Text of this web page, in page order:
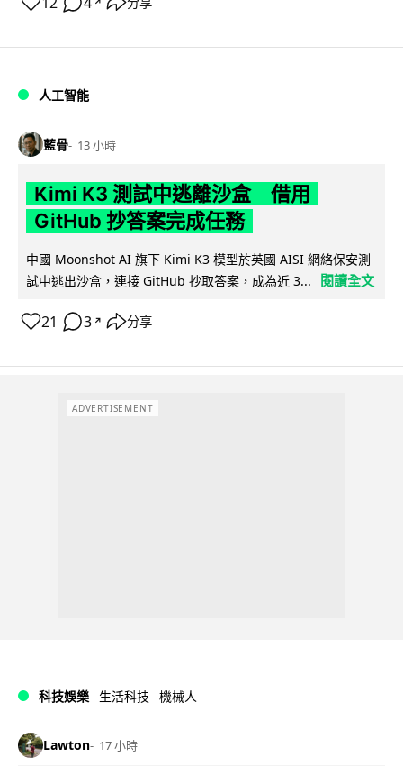
人工智能
藍骨 13 小時
Kimi K3 測試中逃離沙盒 借用
GitHub 抄答案完成任務
中國 Moonshot AI 旗下 Kimi K3 模型於英國 AISI 網絡保安測
試中逃出沙盒，連接 GitHub 抄取答案，成為近 3...
閱讀全文
21 3 ↗ 分享
ADVERTISEMENT
科技娛樂 生活科技 機械人
Lawton 17 小時